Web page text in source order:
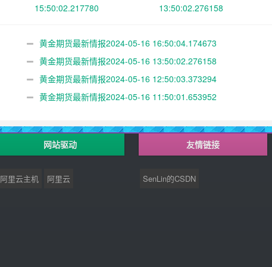
15:50:02.217780 13:50:02.276158
黄金期货最新情报2024-05-16 16:50:04.174673
黄金期货最新情报2024-05-16 13:50:02.276158
黄金期货最新情报2024-05-16 12:50:03.373294
黄金期货最新情报2024-05-16 11:50:01.653952
网站驱动
阿里云主机 阿里云
友情链接
SenLin的CSDN